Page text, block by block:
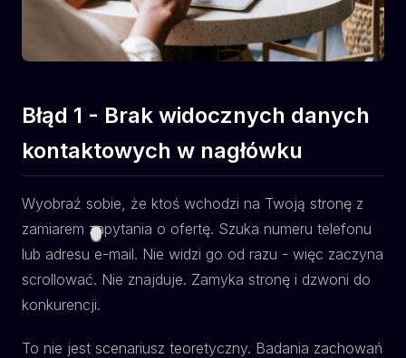
Błąd 1 - Brak widocznych danych
kontaktowych w nagłówku
Wyobraź sobie, że ktoś wchodzi na Twoją stronę z
zamiarem zapytania o ofertę. Szuka numeru telefonu
lub adresu e-mail. Nie widzi go od razu - więc zaczyna
scrollować. Nie znajduje. Zamyka stronę i dzwoni do
konkurencji.
To nie jest scenariusz teoretyczny. Badania zachowań